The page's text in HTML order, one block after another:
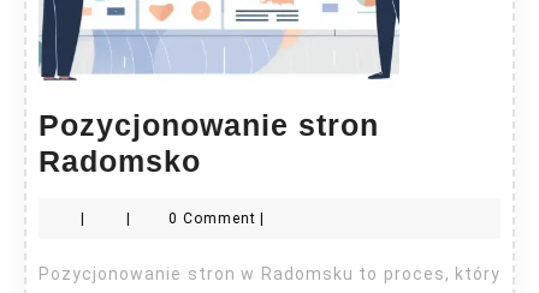
Pozycjonowanie stron
Radomsko
Radomsko
| | 0 Comment |
Pozycjonowanie stron w Radomsku to proces, który